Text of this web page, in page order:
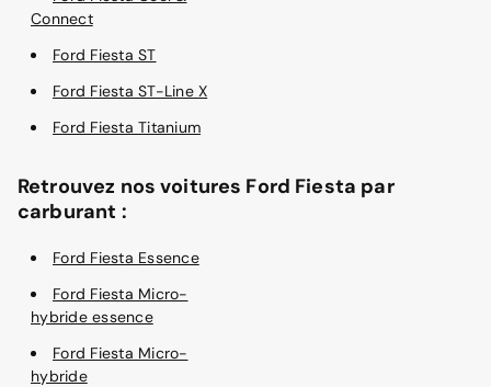
Connect
Ford Fiesta ST
Ford Fiesta ST-Line X
Ford Fiesta Titanium
Retrouvez nos voitures Ford Fiesta par
carburant :
Ford Fiesta Essence
Ford Fiesta Micro-
hybride essence
Ford Fiesta Micro-
hybride